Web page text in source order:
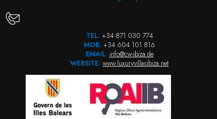
TEL. +34 871 030 774
MOB. +34 604 101 816
EMAIL: info@cw-ibiza.de
WEBSITE: www.luxuryvillasibiza.net